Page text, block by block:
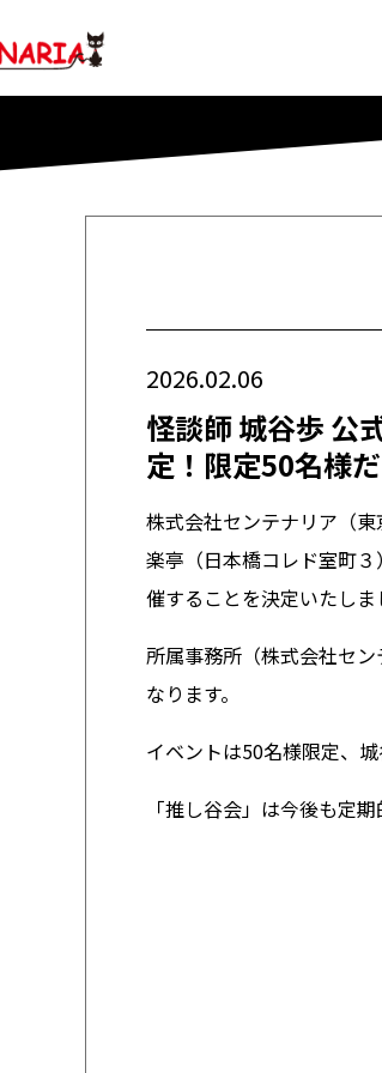
2026.02.06
怪談師 城谷歩 公
定！限定50名様
株式会社センテナリア（
楽亭（日本橋コレド室町
催することを決定いたしま
所属事務所（株式会社セ
なります。
イベントは50名様限定、
「推し谷会」は今後も定